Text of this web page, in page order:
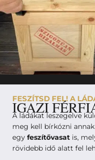
FESZÍTSD FEL! A
IGAZI
A ládákat leszegelve
meg kell bírkózni
egy feszítővasat is,
rövidebb idő alatt fel